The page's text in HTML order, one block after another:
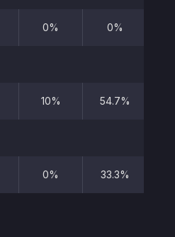
0% 0%
10% 54.7%
0% 33.3%